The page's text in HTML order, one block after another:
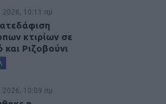
2026, 10:11 πμ
κτιρίων σε
και Ριζοβούνι
10:09 πμ